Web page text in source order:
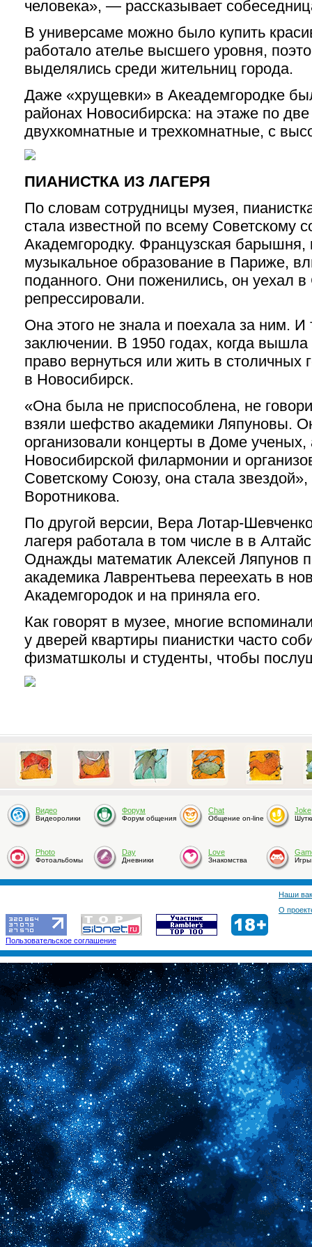
человека», — рассказывает
В универсаме можно было купить
работало ателье высшего уровня,
выделялись среди жительниц города.
Даже «хрущевки» в Акеадемгородке
районах Новосибирска: на этаже по
двухкомнатные и трехкомнатные, с
ПИАНИСТКА ИЗ ЛАГЕРЯ
По словам сотрудницы музея,
стала известной по всему Советскому
Академгородку. Французская барышня,
музыкальное образование в Париже,
поданного. Они поженились, он уехал
репрессировали.
Она этого не знала и поехала за ним. И
заключении. В 1950 годах, когда
право вернуться или жить в столичных
в Новосибирск.
«Она была не приспособлена, не
взяли шефство академики Ляпуновы.
организовали концерты в Доме ученых,
Новосибирской филармонии и
Советскому Союзу, она стала
Воротникова.
По другой версии, Вера Лотар-
лагеря работала в том числе в в
Однажды математик Алексей Ляпунов
академика Лаврентьева переехать в
Академгородок и на приняла его.
Как говорят в музее, многие
у дверей квартиры пианистки часто
физматшколы и студенты, чтобы
Видео
Видеоролики
Форум
Форум общения
Chat
Общение on-line
Joke
Photo
Фотоальбомы
Day
Дневники
Love
Знакомства Игры
Наши
О
Пользовательское соглашение